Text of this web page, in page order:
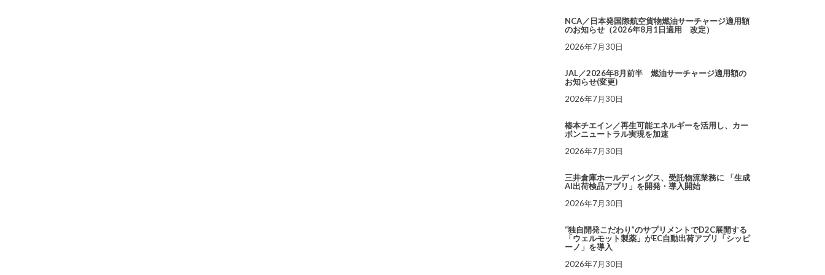
NCA／日本発国際航空貨物燃油サーチャージ適用額
のお知らせ（2026年8月1日適用 改定）
2026年7月30日
JAL／2026年8月前半 燃油サーチャージ適用額の
お知らせ(変更)
2026年7月30日
椿本チエイン／再生可能エネルギーを活用し、カー
ボンニュートラル実現を加速
2026年7月30日
三井倉庫ホールディングス、受託物流業務に 「生成
AI出荷検品アプリ」を開発・導入開始
2026年7月30日
“独自開発こだわり”のサプリメントでD2C展開する
「ウェルモット製薬」がEC自動出荷アプリ「シッピ
ーノ」を導入
2026年7月30日